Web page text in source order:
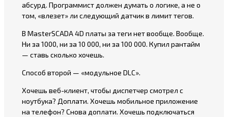
абсурд. Программист должен думать о логике, а не о
том, «влезет» ли следующий датчик в лимит тегов.
В MasterSCADA 4D платы за теги нет вообще. Вообще.
Ни за 1000, ни за 10 000, ни за 100 000. Купил рантайм
— ставь сколько хочешь.
Способ второй — «модульное DLC».
Хочешь веб-клиент, чтобы диспетчер смотрел с
ноутбука? Доплати. Хочешь мобильное приложение
на телефон? Снова доплати. Хочешь подключаться